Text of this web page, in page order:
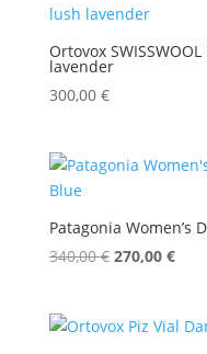
Ortovox
lavender
300,00 €
Patagonia Women’s
340,00€
340,00 €
270,00 €